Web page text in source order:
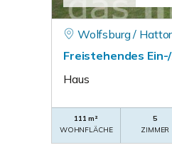
Wolfsburg /
Freistehendes
Haus
111 m²
WOHNFLÄCHE
5
ZIMMER